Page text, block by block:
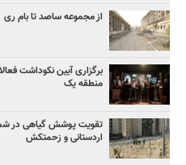
از مجموعه ساصد تا بام ری
برگزاری آیین نکوداشت
منطقه یک
تقویت پوشش گیاهی در
اردستانی و زحمتکش